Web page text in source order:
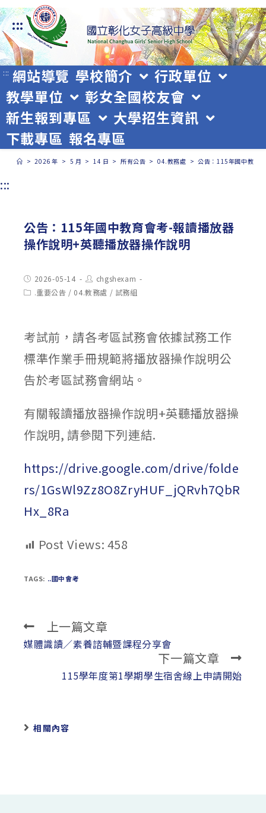
跳
轉
至
主
要
內
容
:::
::: 網站導覽 學校簡介
行政單位
教學單位
彰女全國校友會
新生報到專區
大學招生資訊
下載專區 報名專區
> 2026 年 > 5 月 > 14 日 > 所有公告 > 04.教務處 > 公告：115年國中教育
:::
公告：115年國中教育會考-報讀播放器
操作說明+英聽播放器操作說明
Post
published:
2026-05-14
Post
author:
chgshexam
Post.重要公告 / 04.教務處 / 試務組
考試前，請各考區試務會依據試務工作
標準作業手冊規範將播放器操作說明公
告於考區試務會網站。
有關報讀播放器操作說明+英聽播放器操
作說明, 請參閱下列連結.
https://drive.google.com/drive/folde
rs/1GsWl9Zz8O8ZryHUF_jQRvh7QbR
Hx_8Ra
Post Views: 458
TAGS: ..國中會考
Read
more
上一篇文章
媒體識讀／素養諮輔暨課程分享會
下一篇文章
115學年度第1學期學生宿舍線上申請開始
相關內容